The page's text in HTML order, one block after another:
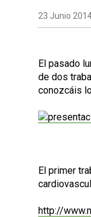
23 Junio
El pasado
de dos
conozcáis
El primer
http://